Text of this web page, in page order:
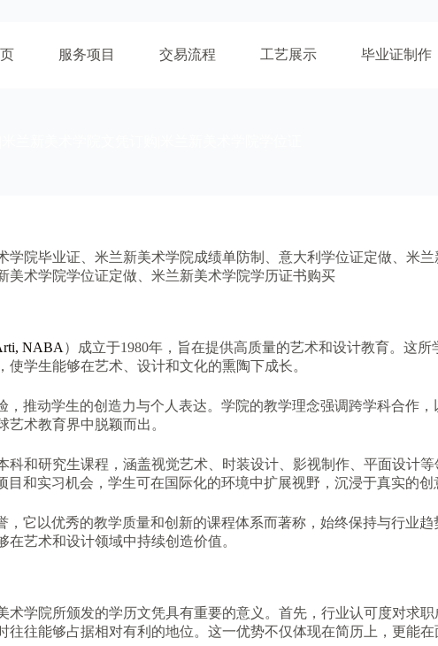
服务项目 交易流程 工艺展示 毕业证制作
学院毕业证、米兰新美术学院成绩单防制、意大利学位证定做、米
美术学院学位证定做、米兰新美术学院学历证书购买
NABA ）成立于1980年，旨在提供高质量的艺术和设计教育。这
学生能够在艺术、设计和文化的熏陶下成长。
推动学生的创造力与个人表达。学院的教学理念强调跨学科合作
术教育界中脱颖而出。
科和研究生课程，涵盖视觉艺术、时装设计、影视制作、平面设计
和实习机会，学生可在国际化的环境中扩展视野，沉浸于真实的创
它以优秀的教学质量和创新的课程体系而著称，始终保持与行业
艺术和设计领域中持续创造价值。
术学院所颁发的学历文凭具有重要的意义。首先，行业认可度对求
往能够占据相对有利的地位。这一优势不仅体现在简历上，更能在